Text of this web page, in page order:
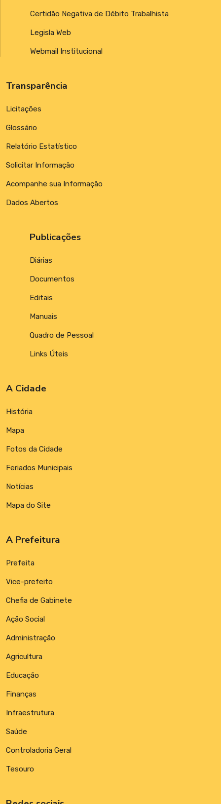
Certidão Negativa de Débito Trabalhista
Legisla Web
Webmail Institucional
Transparência
Licitações
Glossário
Relatório Estatístico
Solicitar Informação
Acompanhe sua Informação
Dados Abertos
Publicações
Diárias
Documentos
Editais
Manuais
Quadro de Pessoal
Links Úteis
A Cidade
História
Mapa
Fotos da Cidade
Feriados Municipais
Notícias
Mapa do Site
A Prefeitura
Prefeita
Vice-prefeito
Chefia de Gabinete
Ação Social
Administração
Agricultura
Educação
Finanças
Infraestrutura
Saúde
Controladoria Geral
Tesouro